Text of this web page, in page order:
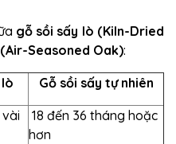
gỗ sồi sấy lò (Kiln-Dried
Seasoned Oak):
Gỗ sồi sấy tự nhiên
18 đến 36 tháng hoặc
hơn